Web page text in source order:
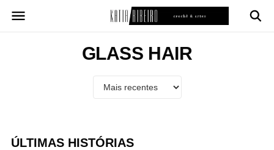
para
GLASS HAIR
ÚLTIMAS HISTÓRIAS